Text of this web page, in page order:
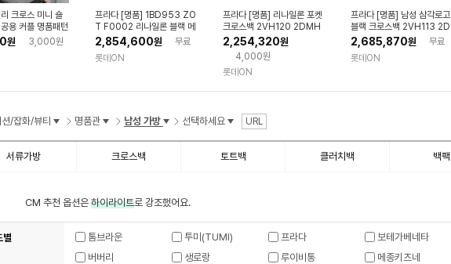
크로스 미니 숄
용 커플 명품패턴
원
3,000원
프라다 [명품] 1BD953 ZO
T F0002 리나일론 블랙 메
신저 크로스백
2,854,600원
무료
롯데ON
프라다 [명품] 리나일론 포켓
크로스백 2VH120 2DMH
F0002
2,254,320원
4,000원
롯데ON
프라다 [명품] 남성 삼각로고
블랙 크로스백 2VH113 2D
MH F0002
2,685,870원
무료
롯데ON
/잡화/뷰티 명품관 남성 가방 선택하세요 URL
서류가방 크로스백 토트백 클러치백 백팩
CM 추천 옵션은 하이라이트로 강조했어요.
별 톰브라운 투미(TUMI) 프라다 보테가베네타
버버리
생로랑 루이비통 메종키츠네